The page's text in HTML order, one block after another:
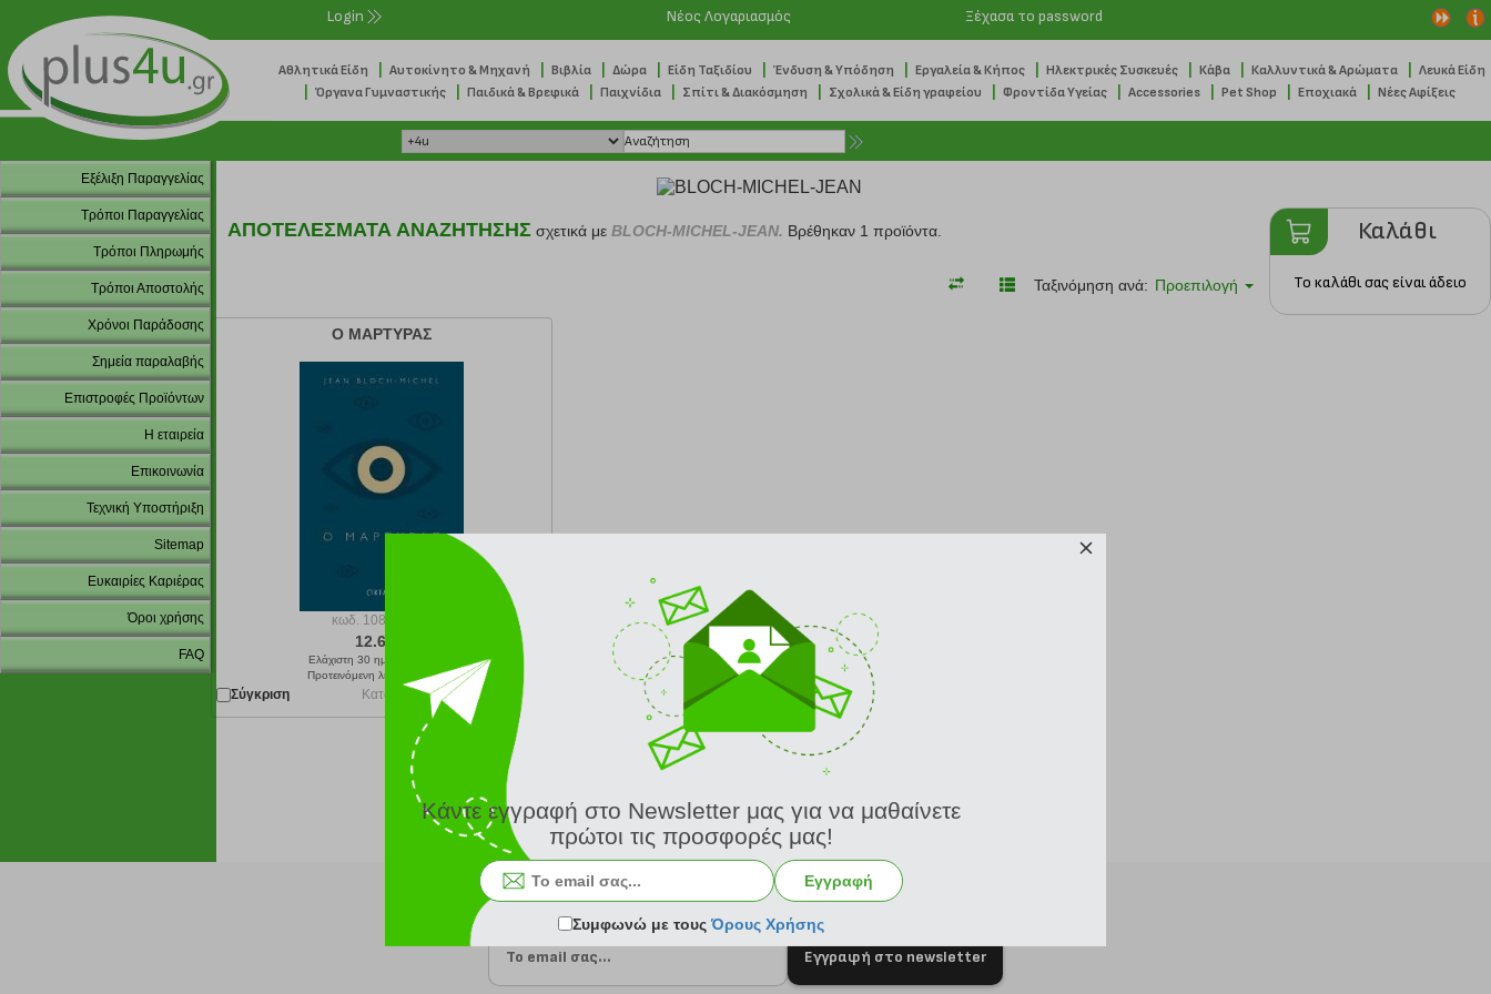
Login Νέος Λογαριασμός Ξέχασα το password
Αθλητικά Είδη Αυτοκίνητο & Μηχανή Βιβλία Δώρα Είδη Ταξιδίου Ένδυση & Υπόδηση Εργαλεία & Κήπος Ηλεκτρικές Συσκευές Κάβα Καλλυντικά & Αρώματα Λευκά Είδη
Όργανα Γυμναστικής Παιδικά & Βρεφικά Παιχνίδια Σπίτι & Διακόσμηση Σχολικά & Είδη γραφείου Φροντίδα Υγείας Accessories Pet Shop Εποχιακά Νέες Αφίξεις
Εξέλιξη Παραγγελίας
Τρόποι Παραγγελίας
Τρόποι Πληρωμής
Τρόποι Αποστολής
Χρόνοι Παράδοσης
Σημεία παραλαβής
Επιστροφές Προϊόντων
Η εταιρεία
Επικοινωνία
Τεχνική Υποστήριξη
Sitemap
Ευκαιρίες Καριέρας
Όροι χρήσης
FAQ
ΑΠΟΤΕΛΕΣΜΑΤΑ ΑΝΑΖΗΤΗΣΗΣ σχετικά με BLOCH-MICHEL-JEAN. Βρέθηκαν 1 προϊόντα.
Ταξινόμηση ανά: Προεπιλογή
Ο ΜΑΡΤΥΡΑΣ
κωδ. 108178616
12.60 €
Ελάχιστη 30 ημερών 14.00 €
Προτεινόμενη λιανική 14.00 €
Σύγκριση Κατόπιν παραγγελίας από 24/8
Καλάθι
Το καλάθι σας είναι άδειο
Εγγραφή στο newsletter
Κάντε εγγραφή στο Newsletter μας για να μαθαίνετε
πρώτοι τις προσφορές μας!
Εγγραφή
Συμφωνώ με τουςΌρους Χρήσης